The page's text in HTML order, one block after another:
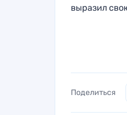
выразил
Поделиться